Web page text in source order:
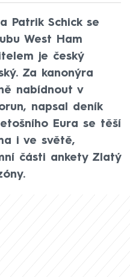
Patrik Schick se
West Ham
je český
Za kanonýra
nabídnout v
napsal deník
Eura se těší
i ve světě,
části ankety Zlatý